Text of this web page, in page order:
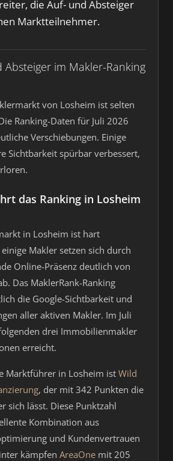
die Auf- und Absteiger
Marktteilnehmer.
Absteiger im Makler-Ranking
von Losheim ist selten
Ranking-Daten für Juli 2026
Verschiebungen. Einige
Sichtbarkeit spürbar verbessert,
das Ranking in Losheim
in Losheim ist hart
Makler setzen sich durch
Online-Präsenz deutlich von
Das MaklerRank-Ranking
die Google-Sichtbarkeit und
aller aktiven Makler. Im Juli
drei Immobilienmakler
erreicht.
Marktführer in Losheim ist Wild
, der mit 342 Punkten die
sich lässt. Diese Punktzahl
Kombination aus
und Kundenvertrauen
kämpfen AreaOne mit 205